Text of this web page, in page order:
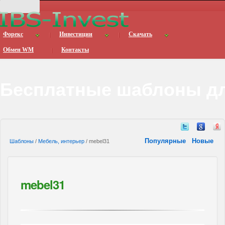
Форекс Инвестиции Скачать
Обмен WM Контакты
Шаблоны / Мебель, интерьер / mebel31 Популярные Новые
mebel31